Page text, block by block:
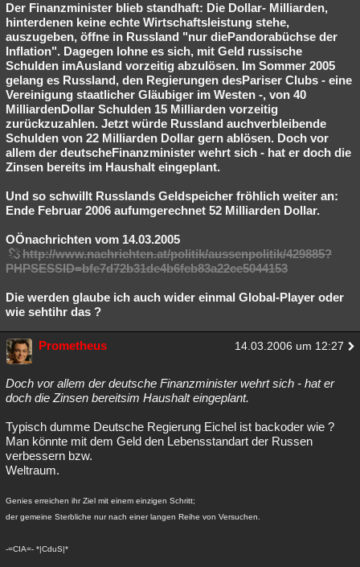
Der Finanzminister blieb standhaft: Die Dollar- Milliarden,
hinterdenen keine echte Wirtschaftsleistung stehe,
auszugeben, öffne in Russland "nur diePandorabüchse der
Inflation". Dagegen lohne es sich, mit Geld russische
Schulden imAusland vorzeitig abzulösen. Im Sommer 2005
gelang es Russland, den Regierungen desPariser Clubs - eine
Vereinigung staatlicher Gläubiger im Westen -, von 40
MilliardenDollar Schulden 15 Milliarden vorzeitig
zurückzuzahlen. Jetzt würde Russland auchverbleibende
Schulden von 22 Milliarden Dollar gern ablösen. Doch vor
allem der deutscheFinanzminister wehrt sich - hat er doch die
Zinsen bereits im Haushalt eingeplant.
Und so schwillt Russlands Geldspeicher fröhlich weiter an:
Ende Februar 2006 aufumgerechnet 52 Milliarden Dollar.
OÖnachrichten vom 14.03.2005
http://www.nachrichten.at/politik/aussenpolitik/429885?
PHPSESSID=bfe7d72b31de4b6fcb83a22ce5044153
Die werden glaube ich auch wider einmal Global-Player oder
wie sehtihr das ?
Prometheus 14.03.2006 um 12:27
Doch vor allem der deutsche Finanzminister wehrt sich - hat er
doch die Zinsen bereitsim Haushalt eingeplant.
Typisch dumme Deutsche Regierung Eichel ist backoder wie ?
Man könnte mit dem Geld den Lebensstandart der Russen
verbessern bzw.
Weltraum.
Genies erreichen ihr Ziel mit einem einzigen Schritt;
der gemeine Sterbliche nur nach einer langen Reihe von Versuchen.
-=CIA=- *|CduS|*